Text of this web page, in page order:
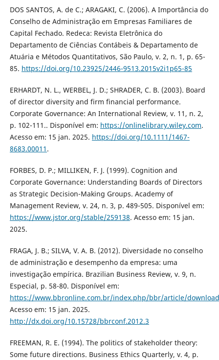
DOS SANTOS, A. de C.; ARAGAKI, C. (2006). A Importância do
Conselho de Administração em Empresas Familiares de
Capital Fechado. Redeca: Revista Eletrônica do
Departamento de Ciências Contábeis & Departamento de
Atuária e Métodos Quantitativos, São Paulo, v. 2, n. 1, p. 65-
85. https://doi.org/10.23925/2446-9513.2015v2i1p65-85
ERHARDT, N. L., WERBEL, J. D.; SHRADER, C. B. (2003). Board
of director diversity and firm financial performance.
Corporate Governance: An International Review, v. 11, n. 2,
p. 102-111.. Disponível em: https://onlinelibrary.wiley.com.
Acesso em: 15 jan. 2025. https://doi.org/10.1111/1467-
8683.00011 .
FORBES, D. P.; MILLIKEN, F. J. (1999). Cognition and
Corporate Governance: Understanding Boards of Directors
as Strategic Decision-Making Groups. Academy of
Management Review, v. 24, n. 3, p. 489-505. Disponível em:
https://www.jstor.org/stable/259138. Acesso em: 15 jan.
2025.
FRAGA, J. B.; SILVA, V. A. B. (2012). Diversidade no conselho
de administração e desempenho da empresa: uma
investigação empírica. Brazilian Business Review, v. 9, n.
Especial, p. 58-80. Disponível em:
https://www.bbronline.com.br/index.php/bbr/article/
Acesso em: 15 jan. 2025.
http://dx.doi.org/10.15728/bbrconf.2012.3
FREEMAN, R. E. (1994). The politics of stakeholder theory:
Some future directions. Business Ethics Quarterly, v. 4, p.